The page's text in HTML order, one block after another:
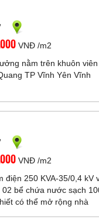
VNĐ /m2
nằm trên khuôn viên
TP Vĩnh Yên Vĩnh
VNĐ /m2
250 KVA-35/0,4 kV
02 bể chứa nước sạch
có thể mở rộng nhà